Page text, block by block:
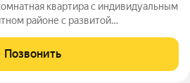
квартира с индивидуальным
районе с развитой
помещение. В шаговой
детские сады,
Позвонить